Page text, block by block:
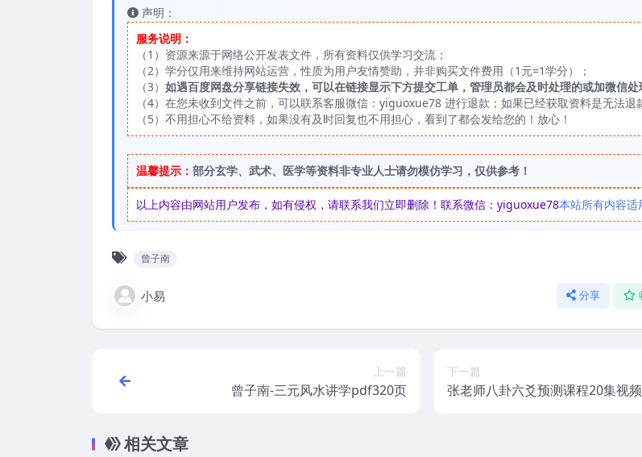
声明：
服务说明：
（1）资源来源于网络公开发表文件，所有资料仅供学习交流；
（2）学分仅用来维持网站运营，性质为用户友情赞助，并非购买文件费用（1元=1学分）；
（3） 如遇百度网盘分享链接失效，可以在链接显示下方提交工单，管理员都会及时处理的或加微信处
（4）在您未收到文件之前，可以联系客服微信：yiguoxue78 进行退款；如果已经获取资料是无法退
（5）不用担心不给资料，如果没有及时回复也不用担心，看到了都会发给您的！放心！
温馨提示： 部分玄学、武术、医学等资料非专业人士请勿模仿学习，仅供参考！
以上内容由网站用户发布，如有侵权，请联系我们立即删除！联系微信：yiguoxue78本站所有内容适
曾子南
小易 分享
上一篇
曾子南-三元风水讲学pdf320页
下一篇
张老师八卦六爻预测课程20集视
相关文章